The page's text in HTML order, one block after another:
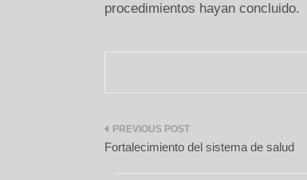
procedimientos hayan concluido.
Navegación
de
Fortalecimiento del sistema de salud